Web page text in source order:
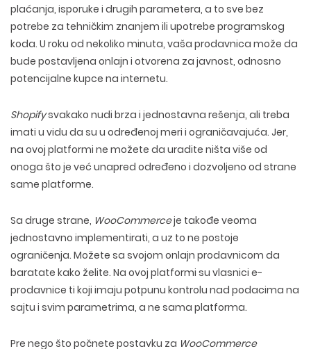
plaćanja, isporuke i drugih parametera, a to sve bez
potrebe za tehničkim znanjem ili upotrebe programskog
koda. U roku od nekoliko minuta, vaša prodavnica može da
bude postavljena onlajn i otvorena za javnost, odnosno
potencijalne kupce na internetu.
Shopifysvakako nudi brza i jednostavna rešenja, ali treba
imati u vidu da su u određenoj meri i ograničavajuća. Jer,
na ovoj platformi ne možete da uradite ništa više od
onoga što je već unapred određeno i dozvoljeno od strane
same platforme.
Sa druge strane, WooCommerceje takođe veoma
jednostavno implementirati, a uz to ne postoje
ograničenja. Možete sa svojom onlajn prodavnicom da
baratate kako želite. Na ovoj platformi su vlasnici e-
prodavnice ti koji imaju potpunu kontrolu nad podacima na
sajtu i svim parametrima, a ne sama platforma.
Pre nego što počnete postavku za WooCommerce